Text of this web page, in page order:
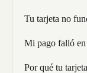
Tu tarjeta no
Mi pago falló
Por qué tu